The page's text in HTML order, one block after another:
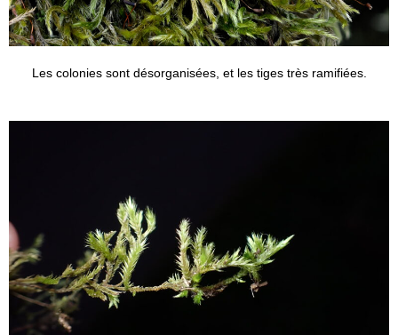
Les colonies sont désorganisées, et les tiges très ramifiées.